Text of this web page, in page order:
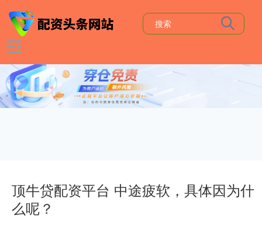
顶牛贷配资平台 中途疲软，具体因为什
么呢？